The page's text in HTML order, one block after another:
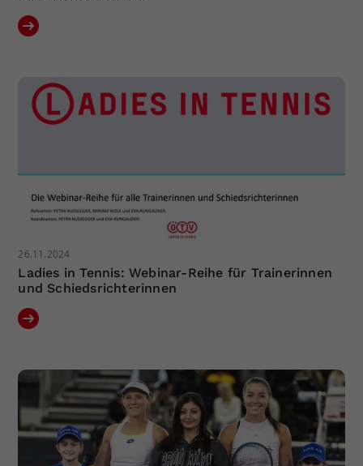
26.11.2024
Ladies in Tennis: Webinar-Reihe für Trainerinnen
und Schiedsrichterinnen